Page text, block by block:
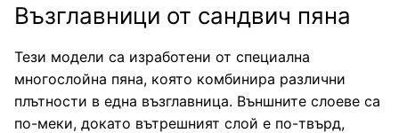
Възглавници от сандвич пяна
Тези модели са изработени от специална
многослойна пяна, която комбинира различни
плътности в една възглавница. Външните слоеве са
по-меки, докато вътрешният слой е по-твърд,